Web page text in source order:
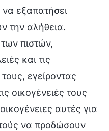
εξαπατήσει
την αλήθεια.
των πιστών,
και τις
εγείροντας
οικογένειές τους
αυτές για
να προδώσουν